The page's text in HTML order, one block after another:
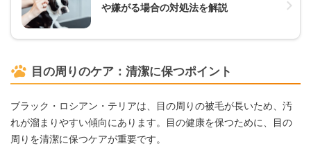
や嫌がる場合の対処法を解説
目の周りのケア：清潔に保つポイント
ブラック・ロシアン・テリアは、目の周りの被毛が長いため、汚
れが溜まりやすい傾向にあります。目の健康を保つために、目の
周りを清潔に保つケアが重要です。